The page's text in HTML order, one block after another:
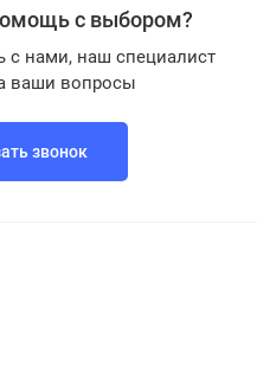
с выбором?
с нами, наш специалист
ваши вопросы
звонок